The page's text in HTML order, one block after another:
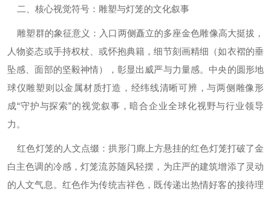
二、核心视觉符号：雕塑与灯笼的文化叙事‌
雕塑群的象征意义‌：入口两侧矗立的多座金色雕像高大挺拔，
人物姿态或手持权杖、或怀抱典籍，细节刻画精细（如衣褶的垂
坠感、面部的坚毅神情），彰显出威严与力量感。中央的圆形地
球仪雕塑则以金属材质打造，经纬线清晰可辨，与两侧雕像形
成“守护与探索”的视觉叙事，暗合企业全球化视野与行业领导
力。
红色灯笼的人文点缀‌：拱形门廊上方悬挂的红色灯笼打破了金
白主色调的冷感，灯笼流苏随风轻摆，为庄严的建筑增添了灵动
的人文气息。红色作为传统吉祥色，既传递出热情好客的接待理